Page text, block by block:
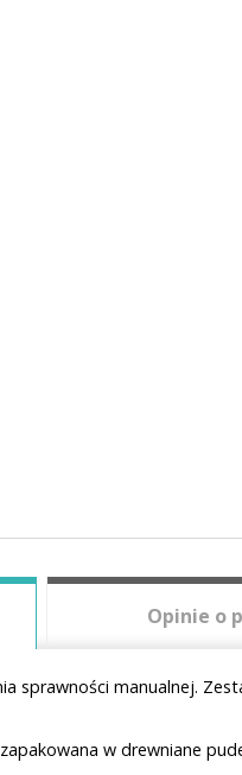
Opinie o
sprawności manualnej.
w drewniane